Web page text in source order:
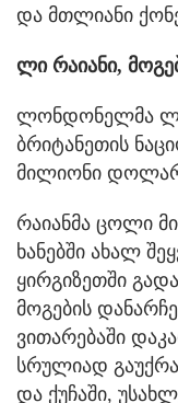
და მთლიანი
ლი რაიანი,
ლონდონელმა ლი
ბრიტანეთის
მილიონი
რაიანმა ცოლი
ხანებში ახალ
ყირგიზეთში
მოგების
ვითარებაში
სრულიად
და ქუჩაში,